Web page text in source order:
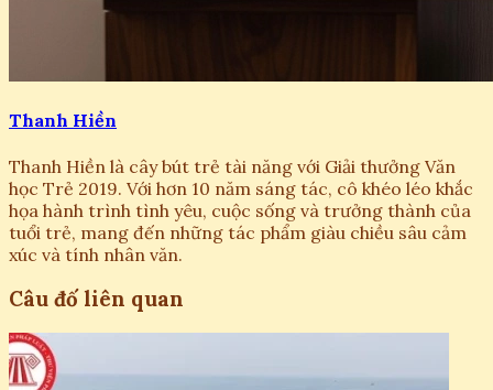
Thanh Hiền
Thanh Hiền là cây bút trẻ tài năng với Giải thưởng Văn
học Trẻ 2019. Với hơn 10 năm sáng tác, cô khéo léo khắc
họa hành trình tình yêu, cuộc sống và trưởng thành của
tuổi trẻ, mang đến những tác phẩm giàu chiều sâu cảm
xúc và tính nhân văn.
Câu đố liên quan